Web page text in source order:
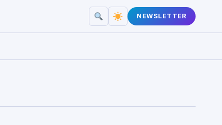
NEWSLETTER